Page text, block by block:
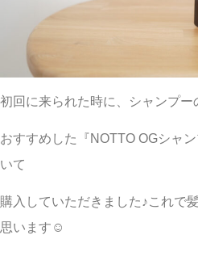
初回に来られた時に、シャンプー
おすすめした『NOTTO OGシャ
いて
購入していただきました♪これで
思います☺︎